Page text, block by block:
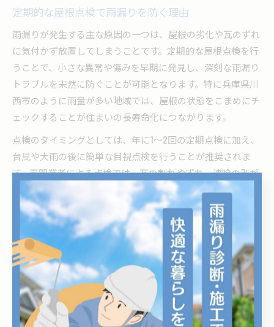
定期的な屋根点検で雨漏りを防ぐ理由
雨漏りが発生する主な原因の一つは、屋根の劣化や瓦のずれ
に気付かず放置してしまうことです。定期的な屋根点検を行
うことで、小さな異常や傷みを早期に発見し、深刻な雨漏り
トラブルを未然に防ぐことが可能となります。特に兵庫県川
西市のように雨量が多い地域では、屋根の状態をこまめにチ
ェックすることが住まいの長寿命化につながります。
点検のタイミングとしては、年に1～2回の定期点検に加え、
台風や大雨の後に簡単な目視点検を行うことが推奨されま
す。専門業者による点検では、瓦の割れやずれ、漆喰の剥が
れなど細部まで確認されるため、セルフチェックだけでなく
プロの目も活用しましょう。
雨漏り予防に必要な屋根メンテナンス法
雨漏りを防ぐためには、定期的な屋根メンテナンスが不可欠
です。瓦の配置や固定状態を確認し、必要に応じて補修や交
換を行うことが基本となります。特に、瓦の重なり部分や棟
部分は水が侵入しやすいため、重点的に点検・補修を行うこ